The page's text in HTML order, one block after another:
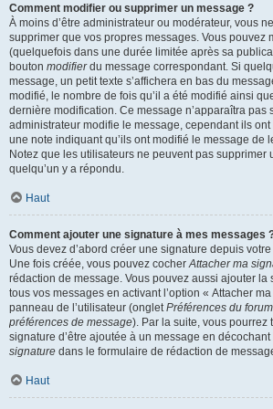
Comment modifier ou supprimer un message ?
À moins d’être administrateur ou modérateur, vous
supprimer que vos propres messages. Vous pouvez
(quelquefois dans une durée limitée après sa
bouton modifierdu message correspondant. Si
message, un petit texte s’affichera en bas du
modifié, le nombre de fois qu’il a été modifié ainsi
dernière modification. Ce message n’apparaîtra pas
administrateur modifie le message, cependant ils
une note indiquant qu’ils ont modifié le message de
Notez que les utilisateurs ne peuvent pas supprimer
quelqu’un y a répondu.
Haut
Comment ajouter une signature à mes messages
Vous devez d’abord créer une signature depuis
Une fois créée, vous pouvez cocher Attacher ma
rédaction de message. Vous pouvez aussi ajouter la
tous vos messages en activant l’option « Attacher
panneau de l’utilisateur (onglet Préférences du
préférences de message). Par la suite, vous pourrez
signature d’être ajoutée à un message en décochant
signature dans le formulaire de rédaction de
Haut